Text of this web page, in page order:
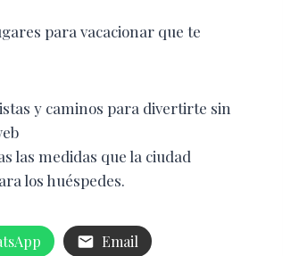
para vacacionar que te
y caminos para divertirte sin
las medidas que la ciudad
los huéspedes.
Email